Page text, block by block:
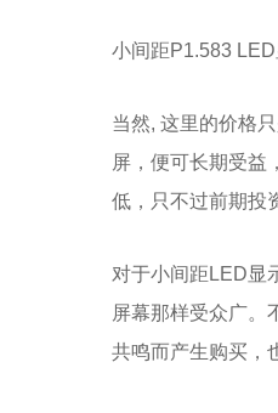
小间距P1.583
当然, 这里的价格
屏，便可长期受益
低，只不过前期投
对于小间距LED显
屏幕那样受众广。
共鸣而产生购买，